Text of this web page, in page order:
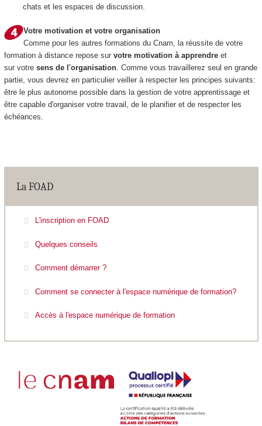
chats et les espaces de discussion.
Votre motivation et votre organisation
Comme pour les autres formations du Cnam, la réussite de votre
formation à distance repose sur votre motivation à apprendreet
sur votre sens de l'organisation. Comme vous travaillerez seul en grande
partie, vous devrez en particulier veiller à respecter les principes suivants:
être le plus autonome possible dans la gestion de votre apprentissage et
être capable d'organiser votre travail, de le planifier et de respecter les
échéances.
La FOAD
L'inscription en FOAD
Quelques conseils
Comment démarrer ?
Comment se connecter à l'espace numérique de formation?
Accès à l'espace numérique de formation